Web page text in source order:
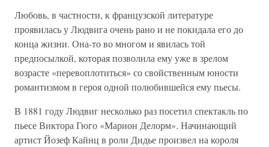
Любовь, в частности, к французской литературе
проявилась у Людвига очень рано и не покидала его до
конца жизни. Она-то во многом и явилась той
предпосылкой, которая позволила ему уже в зрелом
возрасте «перевоплотиться» со свойственным юности
романтизмом в героя одной полюбившейся ему пьесы.
В 1881 году Людвиг несколько раз посетил спектакль по
пьесе Виктора Гюго «Марион Делорм». Начинающий
артист Йозеф Кайнц в роли Дидье произвел на короля